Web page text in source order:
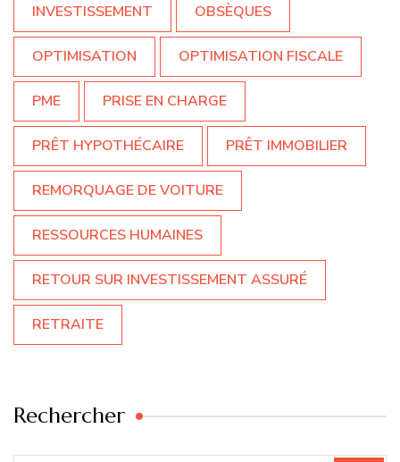
INVESTISSEMENT OBSÈQUES
OPTIMISATION OPTIMISATION FISCALE
PME PRISE EN CHARGE
PRÊT HYPOTHÉCAIRE PRÊT IMMOBILIER
REMORQUAGE DE VOITURE
RESSOURCES HUMAINES
RETOUR SUR INVESTISSEMENT ASSURÉ
RETRAITE
Rechercher